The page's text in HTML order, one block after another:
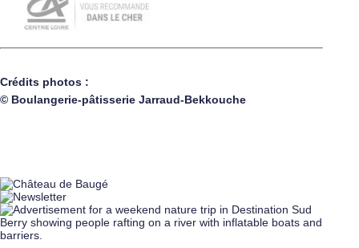
Crédits photos :
© Boulangerie-pâtisserie Jarraud-Bekkouche